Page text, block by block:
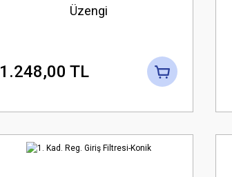
Üzengi
1.248,00 TL